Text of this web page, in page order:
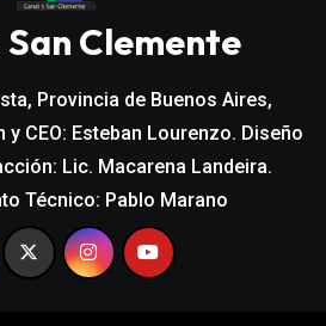
San Clemente
Provincia de Buenos Aires,
CEO: Esteban Lourenzo. Diseño
Lic. Macarena Landeira.
Técnico: Pablo Marano